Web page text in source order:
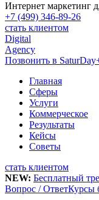
Интернет маркетинг
+7 (499) 346-89-26
стать клиентом
Digital
Agency
Позвонить в SaturDay
Главная
Сферы
Услуги
Коммерческое
Результаты
Кейсы
Советы
стать клиентом
NEW: Бесплатный
Вопрос / ОтветКурсы